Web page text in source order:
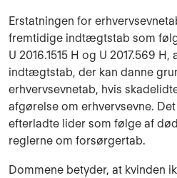
Erstatningen for
fremtidige indtægtstab som
U 2016.1515 H og U 2017.569
indtægtstab, der kan danne
erhvervsevnetab, hvis
afgørelse om erhvervsevne.
efterladte lider som følge af
reglerne om forsørgertab.
Dommene betyder, at kvinden